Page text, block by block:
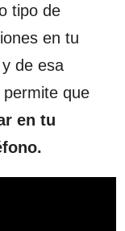
tipo de
en tu
de esa
que
en tu